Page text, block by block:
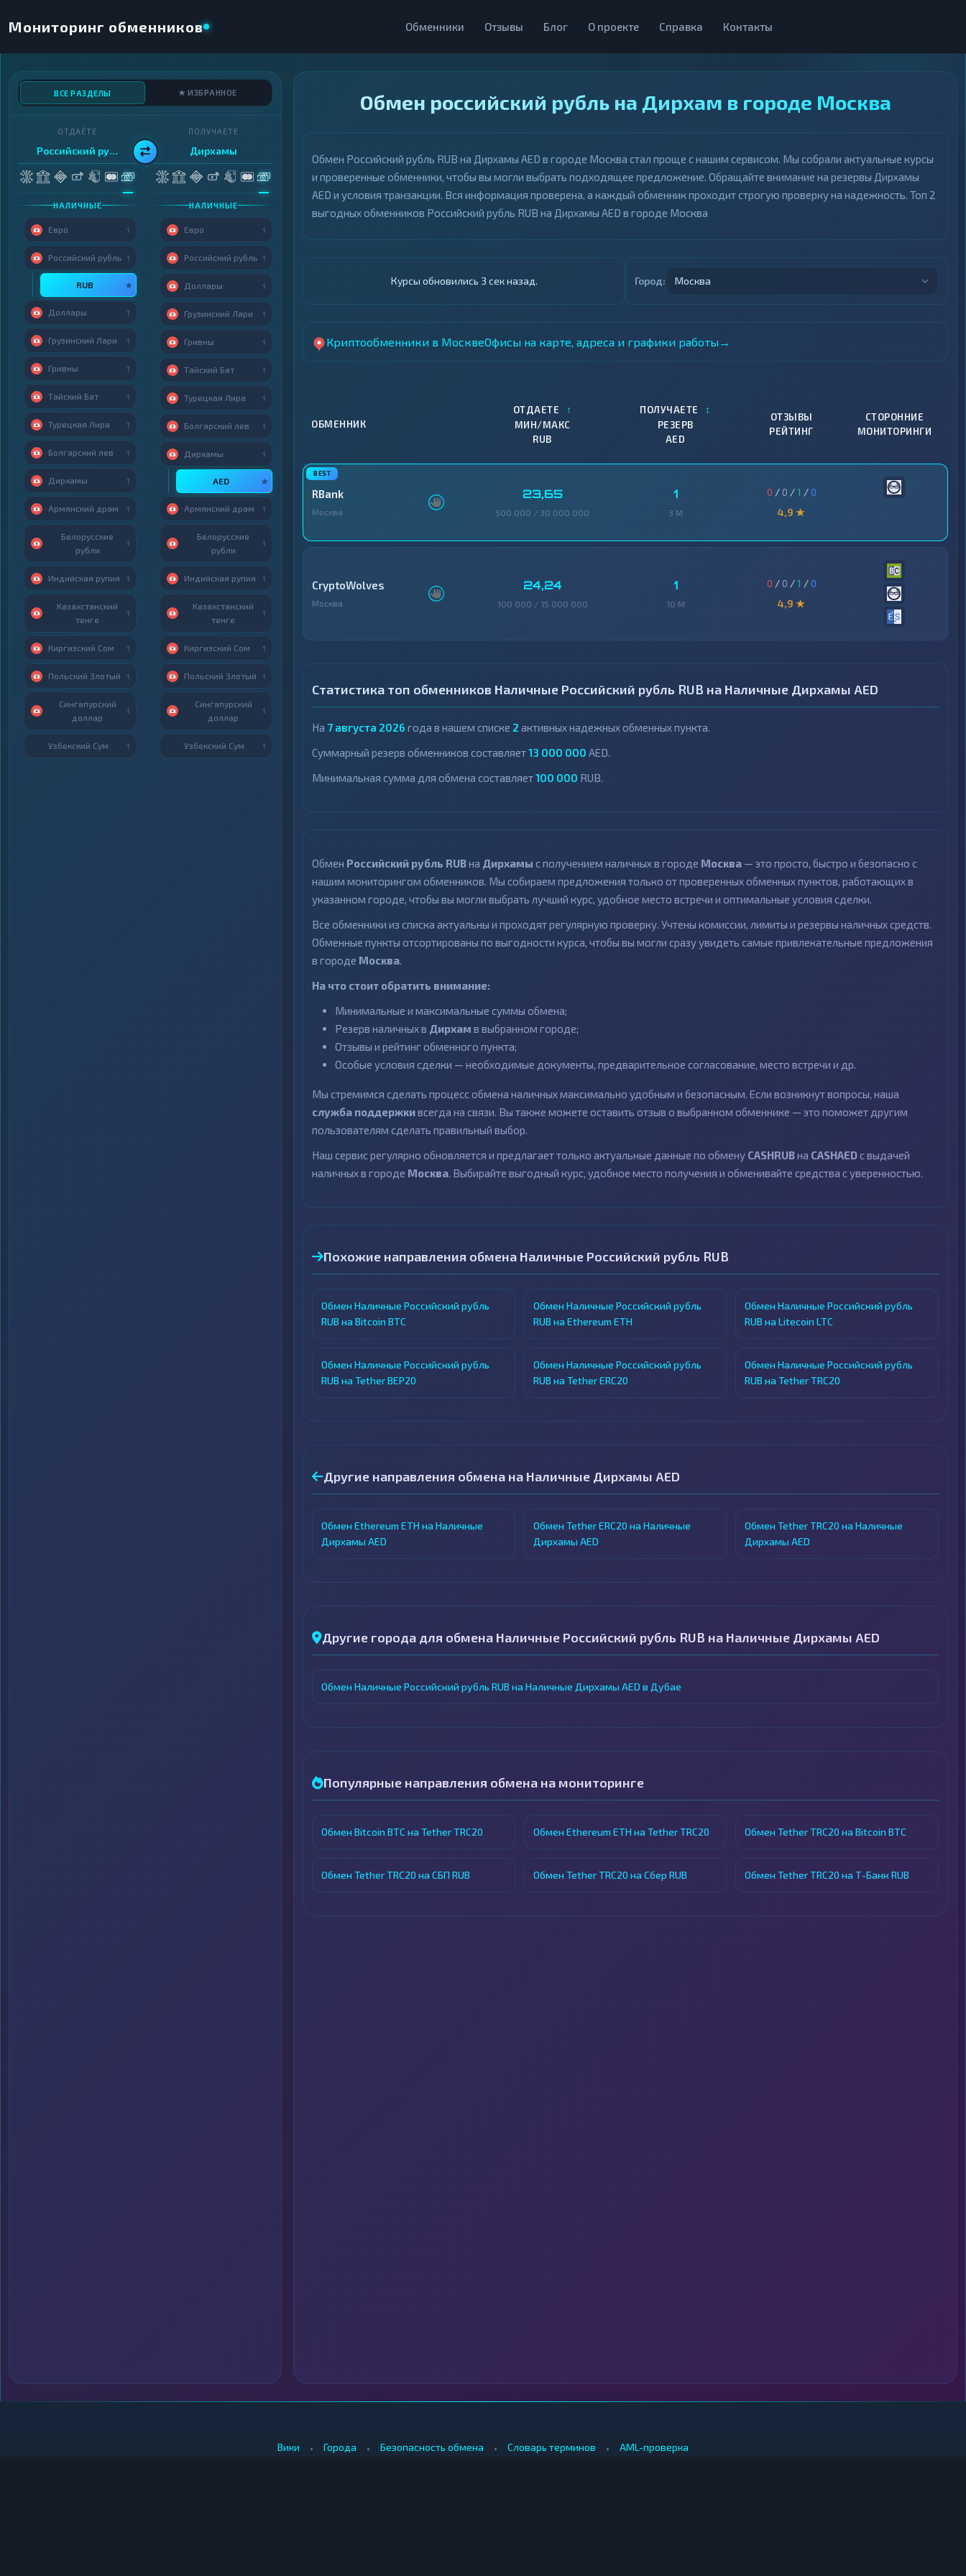
Мониторинг обменников Обменники Отзывы Блог О проекте Справка Контакты
Обмен российский рубль на Дирхам в городе Москва
Обмен Российский рубль RUB на Дирхамы AED в городе Москва стал проще с нашим сервисом. Мы собрали актуальные курсы
и проверенные обменники, чтобы вы могли выбрать подходящее предложение. Обращайте внимание на резервы Дирхамы
AED и условия транзакции. Вся информация проверена, а каждый обменник проходит строгую проверку на надежность. Топ 2
выгодных обменников Российский рубль RUB на Дирхамы AED в городе Москва
Курсы обновились 4 сек назад. Город: Москва
Криптообменники в МосквеОфисы на карте, адреса и графики работы →
ОБМЕННИК
ОТДАЕТЕ ↑
МИН/МАКС
RUB
ПОЛУЧАЕТЕ ↕
РЕЗЕРВ
AED
ОТЗЫВЫ
РЕЙТИНГ
СТОРОННИЕ
МОНИТОРИНГИ
RBank
Москва
23,65
500 000 / 30 000 000
1
3 M
0 / 0 /1 /0
4,9 ★
CryptoWolves
Москва
24,24
100 000 / 15 000 000
1
10 M
0 / 0 /1 /0
4,9 ★
Статистика топ обменников Наличные Российский рубль RUB на Наличные Дирхамы AED
На 7 августа 2026 года в нашем списке 2 активных надежных обменных пункта.
Суммарный резерв обменников составляет13 000 000 AED.
Минимальная сумма для обмена составляет100 000 RUB.
Обмен Российский рубль RUBна Дирхамы с получением наличных в городе Москва — это просто, быстро и безопасно с
нашим мониторингом обменников. Мы собираем предложения только от проверенных обменных пунктов, работающих в
указанном городе, чтобы вы могли выбрать лучший курс, удобное место встречи и оптимальные условия сделки.
Все обменники из списка актуальны и проходят регулярную проверку. Учтены комиссии, лимиты и резервы наличных средств.
Обменные пункты отсортированы по выгодности курса, чтобы вы могли сразу увидеть самые привлекательные предложения
в городе Москва.
На что стоит обратить внимание:
Минимальные и максимальные суммы обмена;
Резерв наличных в Дирхам в выбранном городе;
Отзывы и рейтинг обменного пункта;
Особые условия сделки — необходимые документы, предварительное согласование, место встречи и др.
Мы стремимся сделать процесс обмена наличных максимально удобным и безопасным. Если возникнут вопросы, наша
служба поддержкивсегда на связи. Вы также можете оставить отзыв о выбранном обменнике — это поможет другим
пользователям сделать правильный выбор.
Наш сервис регулярно обновляется и предлагает только актуальные данные по обмену CASHRUBна CASHAEDс выдачей
наличных в городе Москва. Выбирайте выгодный курс, удобное место получения и обменивайте средства с уверенностью.
Похожие направления обмена Наличные Российский рубль RUB
Обмен Наличные Российский рубль
RUB на Bitcoin BTC
Обмен Наличные Российский рубль
RUB на Ethereum ETH
Обмен Наличные Российский рубль
RUB на Litecoin LTC
Обмен Наличные Российский рубль
RUB на Tether BEP20
Обмен Наличные Российский рубль
RUB на Tether ERC20
Обмен Наличные Российский рубль
RUB на Tether TRC20
Другие направления обмена на Наличные Дирхамы AED
Обмен Ethereum ETH на Наличные
Дирхамы AED
Обмен Tether ERC20 на Наличные
Дирхамы AED
Обмен Tether TRC20 на Наличные
Дирхамы AED
Другие города для обмена Наличные Российский рубль RUB на Наличные Дирхамы AED
Обмен Наличные Российский рубль RUB на Наличные Дирхамы AED в Дубае
Популярные направления обмена на мониторинге
Обмен Bitcoin BTC на Tether TRC20 Обмен Ethereum ETH на Tether TRC20 Обмен Tether TRC20 на Bitcoin BTC
Обмен Tether TRC20 на СБП RUB Обмен Tether TRC20 на Сбер RUB Обмен Tether TRC20 на Т-Банк RUB
ВСЕ РАЗДЕЛЫ ★ ИЗБРАННОЕ
ОТДАЁТЕ
Российский рубль
НАЛИЧНЫЕ
Евро 1
Российский рубль 1
RUB ★
Доллары 1
Грузинский Лари 1
Гривны 1
Тайский Бат 1
Турецкая Лира 1
Болгарский лев 1
Дирхамы 1
Армянский драм 1
Белорусские
рубли
1
Индийская рупия 1
Казахстанский
тенге
1
Киргизский Сом 1
Польский Злотый 1
Сингапурский
доллар
1
Узбекский Сум 1
ПОЛУЧАЕТЕ
Дирхамы
НАЛИЧНЫЕ
Евро 1
Российский рубль 1
Доллары 1
Грузинский Лари 1
Гривны 1
Тайский Бат 1
Турецкая Лира 1
Болгарский лев 1
Дирхамы 1
AED ★
Армянский драм 1
Белорусские
рубли
1
Индийская рупия 1
Казахстанский
тенге
1
Киргизский Сом 1
Польский Злотый 1
Сингапурский
доллар
1
Узбекский Сум 1
Вики • Города • Безопасность обмена • Словарь терминов • AML-проверка